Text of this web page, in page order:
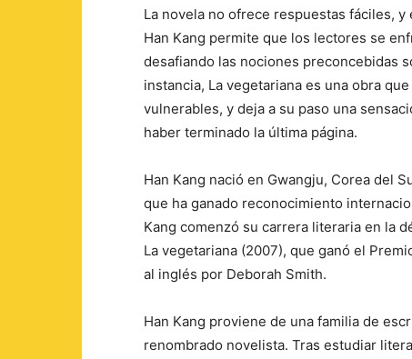
La novela no ofrece respuestas fáciles,
Han Kang permite que los lectores se
desafiando las nociones preconcebidas
instancia, La vegetariana es una obra
vulnerables, y deja a su paso una
haber terminado la última página.
Han Kang nació en Gwangju, Corea del
que ha ganado reconocimiento
Kang comenzó su carrera literaria en la
La vegetariana (2007), que ganó el
al inglés por Deborah Smith.
Han Kang proviene de una familia de
renombrado novelista. Tras estudiar